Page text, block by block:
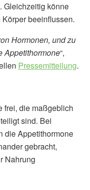
Gleichzeitig könne
beeinflussen.
Hormonen, und zu
Appetithormone“,
Pressemitteilung.
frei, die maßgeblich
sind. Bei
die Appetithormone
gebracht,
Nahrung